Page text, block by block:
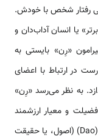
رفتار شخص با خودش.
یا انسان آداب­‌دان و
«رِن» بایستی به
در ارتباط با اعضای
به نظر می­‌رسد «رِن»
و معیار ارزشمند
انسانی است. گاهی، او از این معیار به اسم دائو (Dao) (اصول، یا حقیقت